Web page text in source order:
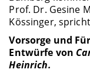
Prof. Dr. Gesine
Kössinger,
Vorsorge und
Entwürfe von
Heinrich.